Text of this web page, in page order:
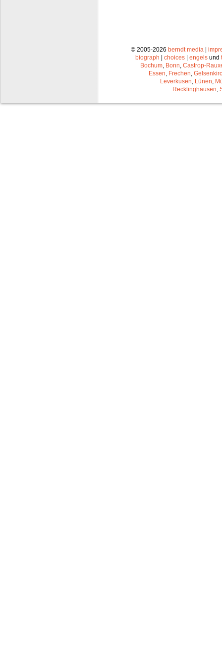
© 2005-2026 berndt media |
biograph | choices | engels und
Bochum Bonn Castrop-
Essen Frechen
Leverkusen Lünen
Recklinghausen